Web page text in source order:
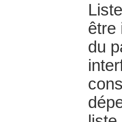
être
du